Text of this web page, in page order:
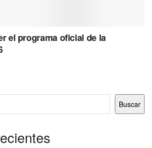
el programa oficial de la
Buscar